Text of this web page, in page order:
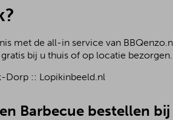
met de all-in service van
bij u thuis of op locatie bezorgen.
Barbecue bestellen